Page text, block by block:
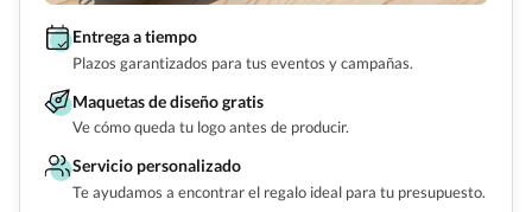
Entrega a tiempo
Plazos garantizados para tus eventos y campañas.
Maquetas de diseño gratis
Ve cómo queda tu logo antes de producir.
Servicio personalizado
Te ayudamos a encontrar el regalo ideal para tu presupuesto.